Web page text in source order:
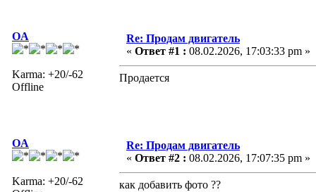
OA
Karma: +20/-62
Offline
Re: Продам двигатель
« Ответ #1 : 08.02.2026, 17:03:33 pm »
Продается
OA
Karma: +20/-62
Re: Продам двигатель
« Ответ #2 : 08.02.2026, 17:07:35 pm »
как добавить фото ??